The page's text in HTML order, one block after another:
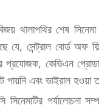
থালাপথির শেষ
সেন্ট্রাল বোর্ড অফ
প্রযোজক, কেভিএন
পায়নি এবং ভাইরাল হওয়া
পর্যালোচনা